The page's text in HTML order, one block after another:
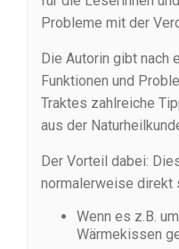
Probleme mit der
Die Autorin gibt nach
Funktionen und
Traktes zahlreiche
aus der
Der Vorteil dabei:
normalerweise direkt
Wenn es z.B.
Wärmekissen